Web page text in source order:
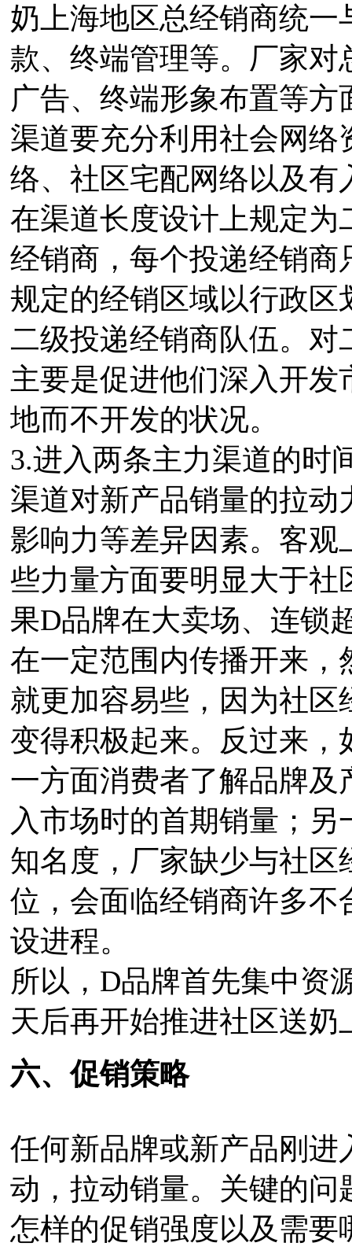
奶上海地区总经销商统
款、终端管理等。厂家
广告、终端形象布置等
渠道要充分利用社会网
络、社区宅配网络以及
在渠道长度设计上规定
经销商，每个投递经销
规定的经销区域以行政
二级投递经销商队伍。
主要是促进他们深入开
地而不开发的状况。
3.进入两条主力渠道的时
渠道对新产品销量的拉
影响力等差异因素。客
些力量方面要明显大于
果D品牌在大卖场、连锁
在一定范围内传播开来
就更加容易些，因为社
变得积极起来。反过来
一方面消费者了解品牌
入市场时的首期销量；
知名度，厂家缺少与社
位，会面临经销商许多
设进程。
所以，D品牌首先集中资
天后再开始推进社区送奶
六、促销策略
任何新品牌或新产品刚
动，拉动销量。关键的
怎样的促销强度以及需